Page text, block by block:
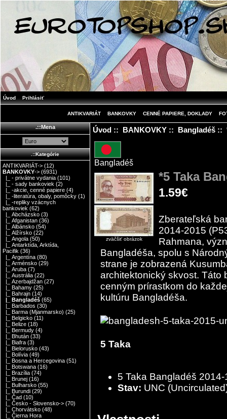
Úvod Prihlásiť
ANTIKVARIÁT BANKOVKY CENNÉ PAPIERE, DOKLADY
.::Mena
.::Kategórie
ANTIKVARIÁT-> (12)
BANKOVKY-> (6931)
|_ - privátne vydania (101)
|_ - sady bankoviek (2)
|_ -akcie, cenné papiere (4)
|_ -literatúra, obaly, pomôcky (1)
|_ -repliky vzácnych
bankoviek (62)
|_ Abcházsko (3)
|_ Afganistan (36)
|_ Albánsko (54)
|_ Alžírsko (22)
|_ Angola (50)
|_ Antarktída, Arktída,
Pacifik (36)
|_ Argentína (80)
|_ Arménsko (29)
|_ Aruba (7)
|_ Austrália (22)
|_ Azerbajdžan (27)
|_ Bahamy (25)
|_ Bahrajn (14)
|_ Bangladéš (65)
|_ Barbados (30)
|_ Barma (Mjanmarsko) (25)
|_ Belgicko (11)
|_ Belize (18)
|_ Bermudy (4)
|_ Bhután (33)
|_ Biafra (3)
|_ Bielorusko (43)
|_ Bolívia (49)
|_ Bosna a Hercegovina (51)
|_ Botswana (16)
|_ Brazília (74)
|_ Brunej (16)
|_ Bulharsko (55)
|_ Burundi (29)
|_ Čad (10)
|_ Česko - Slovensko-> (70)
|_ Chorvátsko (48)
|_ Čierna Hora
Úvod:: BANKOVKY:: Bangladéš::
Bangladéš
zväčšiť obrázok
*5 Taka
1.59€
Zberateľská
2014-2015
Rahmana,
Bangladéša, spolu s
strane je zobrazená
architektonický skvost. Táto
cenným prírastkom do
kultúru Bangladéša.
5 Taka
5 Taka Bangladéš
Stav: UNC